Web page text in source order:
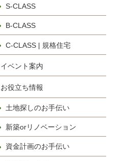
S-CLASS
B-CLASS
C-CLASS | 規格住宅
イベント案内
お役立ち情報
土地探しのお手伝い
新築orリノベーション
資金計画のお手伝い